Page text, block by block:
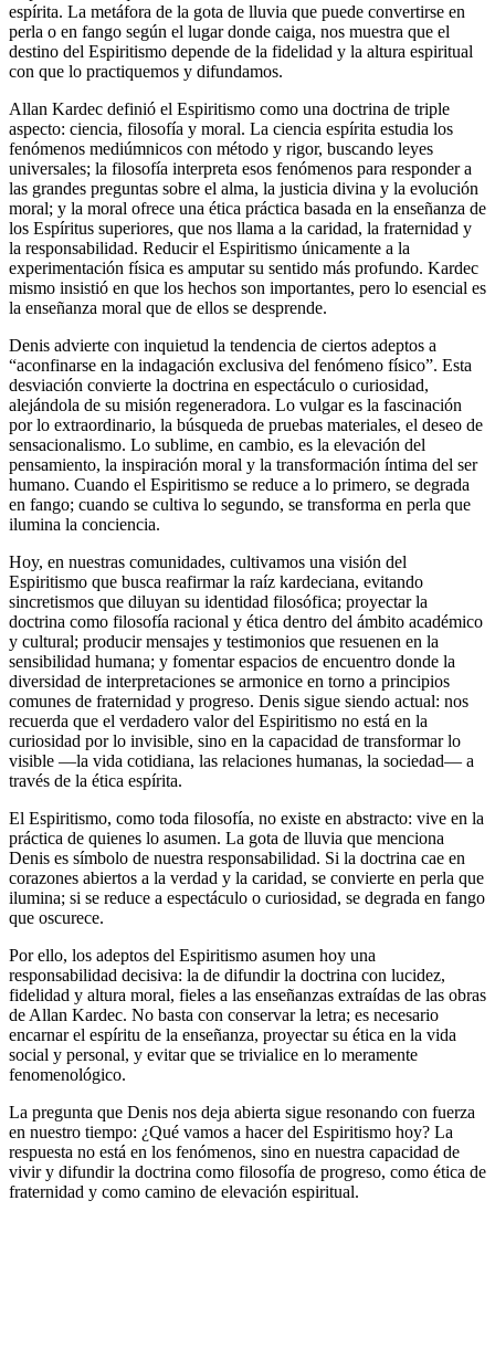
espírita. La metáfora de la gota de lluvia que puede convertirse en
perla o en fango según el lugar donde caiga, nos muestra que el
destino del Espiritismo depende de la fidelidad y la altura espiritual
con que lo practiquemos y difundamos.
Allan Kardec definió el Espiritismo como una doctrina de triple
aspecto: ciencia, filosofía y moral. La ciencia espírita estudia los
fenómenos mediúmnicos con método y rigor, buscando leyes
universales; la filosofía interpreta esos fenómenos para responder a
las grandes preguntas sobre el alma, la justicia divina y la evolución
moral; y la moral ofrece una ética práctica basada en la enseñanza de
los Espíritus superiores, que nos llama a la caridad, la fraternidad y
la responsabilidad. Reducir el Espiritismo únicamente a la
experimentación física es amputar su sentido más profundo. Kardec
mismo insistió en que los hechos son importantes, pero lo esencial es
la enseñanza moral que de ellos se desprende.
Denis advierte con inquietud la tendencia de ciertos adeptos a
“aconfinarse en la indagación exclusiva del fenómeno físico”. Esta
desviación convierte la doctrina en espectáculo o curiosidad,
alejándola de su misión regeneradora. Lo vulgar es la fascinación
por lo extraordinario, la búsqueda de pruebas materiales, el deseo de
sensacionalismo. Lo sublime, en cambio, es la elevación del
pensamiento, la inspiración moral y la transformación íntima del ser
humano. Cuando el Espiritismo se reduce a lo primero, se degrada
en fango; cuando se cultiva lo segundo, se transforma en perla que
ilumina la conciencia.
Hoy, en nuestras comunidades, cultivamos una visión del
Espiritismo que busca reafirmar la raíz kardeciana, evitando
sincretismos que diluyan su identidad filosófica; proyectar la
doctrina como filosofía racional y ética dentro del ámbito académico
y cultural; producir mensajes y testimonios que resuenen en la
sensibilidad humana; y fomentar espacios de encuentro donde la
diversidad de interpretaciones se armonice en torno a principios
comunes de fraternidad y progreso. Denis sigue siendo actual: nos
recuerda que el verdadero valor del Espiritismo no está en la
curiosidad por lo invisible, sino en la capacidad de transformar lo
visible —la vida cotidiana, las relaciones humanas, la sociedad— a
través de la ética espírita.
El Espiritismo, como toda filosofía, no existe en abstracto: vive en la
práctica de quienes lo asumen. La gota de lluvia que menciona
Denis es símbolo de nuestra responsabilidad. Si la doctrina cae en
corazones abiertos a la verdad y la caridad, se convierte en perla que
ilumina; si se reduce a espectáculo o curiosidad, se degrada en fango
que oscurece.
Por ello, los adeptos del Espiritismo asumen hoy una
responsabilidad decisiva: la de difundir la doctrina con lucidez,
fidelidad y altura moral, fieles a las enseñanzas extraídas de las obras
de Allan Kardec. No basta con conservar la letra; es necesario
encarnar el espíritu de la enseñanza, proyectar su ética en la vida
social y personal, y evitar que se trivialice en lo meramente
fenomenológico.
La pregunta que Denis nos deja abierta sigue resonando con fuerza
en nuestro tiempo: ¿Qué vamos a hacer del Espiritismo hoy? La
respuesta no está en los fenómenos, sino en nuestra capacidad de
vivir y difundir la doctrina como filosofía de progreso, como ética de
fraternidad y como camino de elevación espiritual.